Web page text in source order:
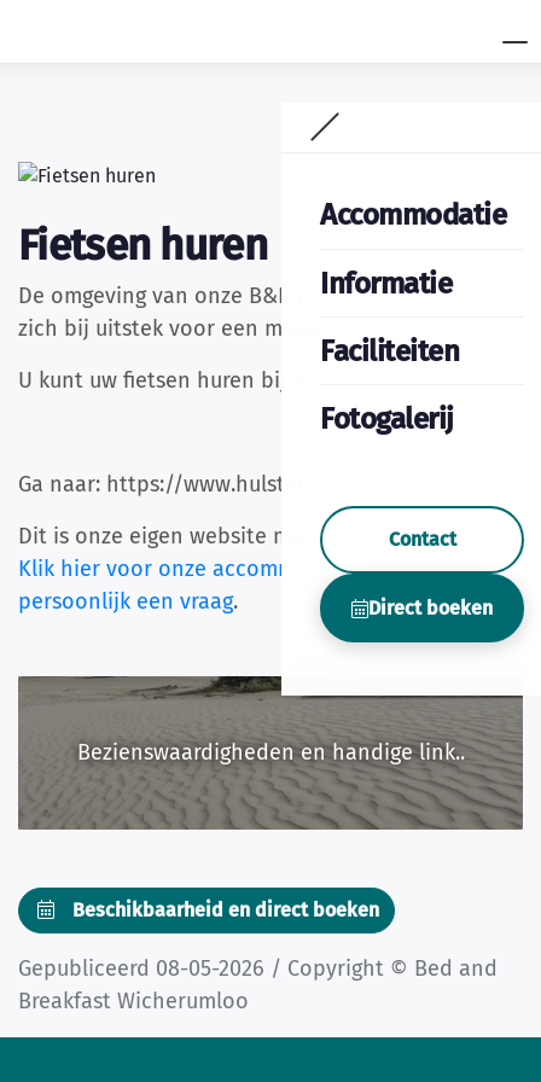
Accommodatie
Informatie
Faciliteiten
Fotogalerij
Contact
Direct boeken
Fietsen huren
De omgeving van onze B&B is prachtig en leent
zich bij uitstek voor een mooie fietstocht.
U kunt uw fietsen huren bij Hulstein Fietsen.
Ga naar: https://www.hulsteinfietsen.nl/prijzen/
Dit is onze eigen website met de scherpste prijs.
Klik hier voor onze accommodatiesof stel ons
persoonlijk een vraag.
Bezienswaardigheden en handige link..
Beschikbaarheid en direct boeken
Gepubliceerd 08-05-2026 / Copyright © Bed and
Breakfast Wicherumloo